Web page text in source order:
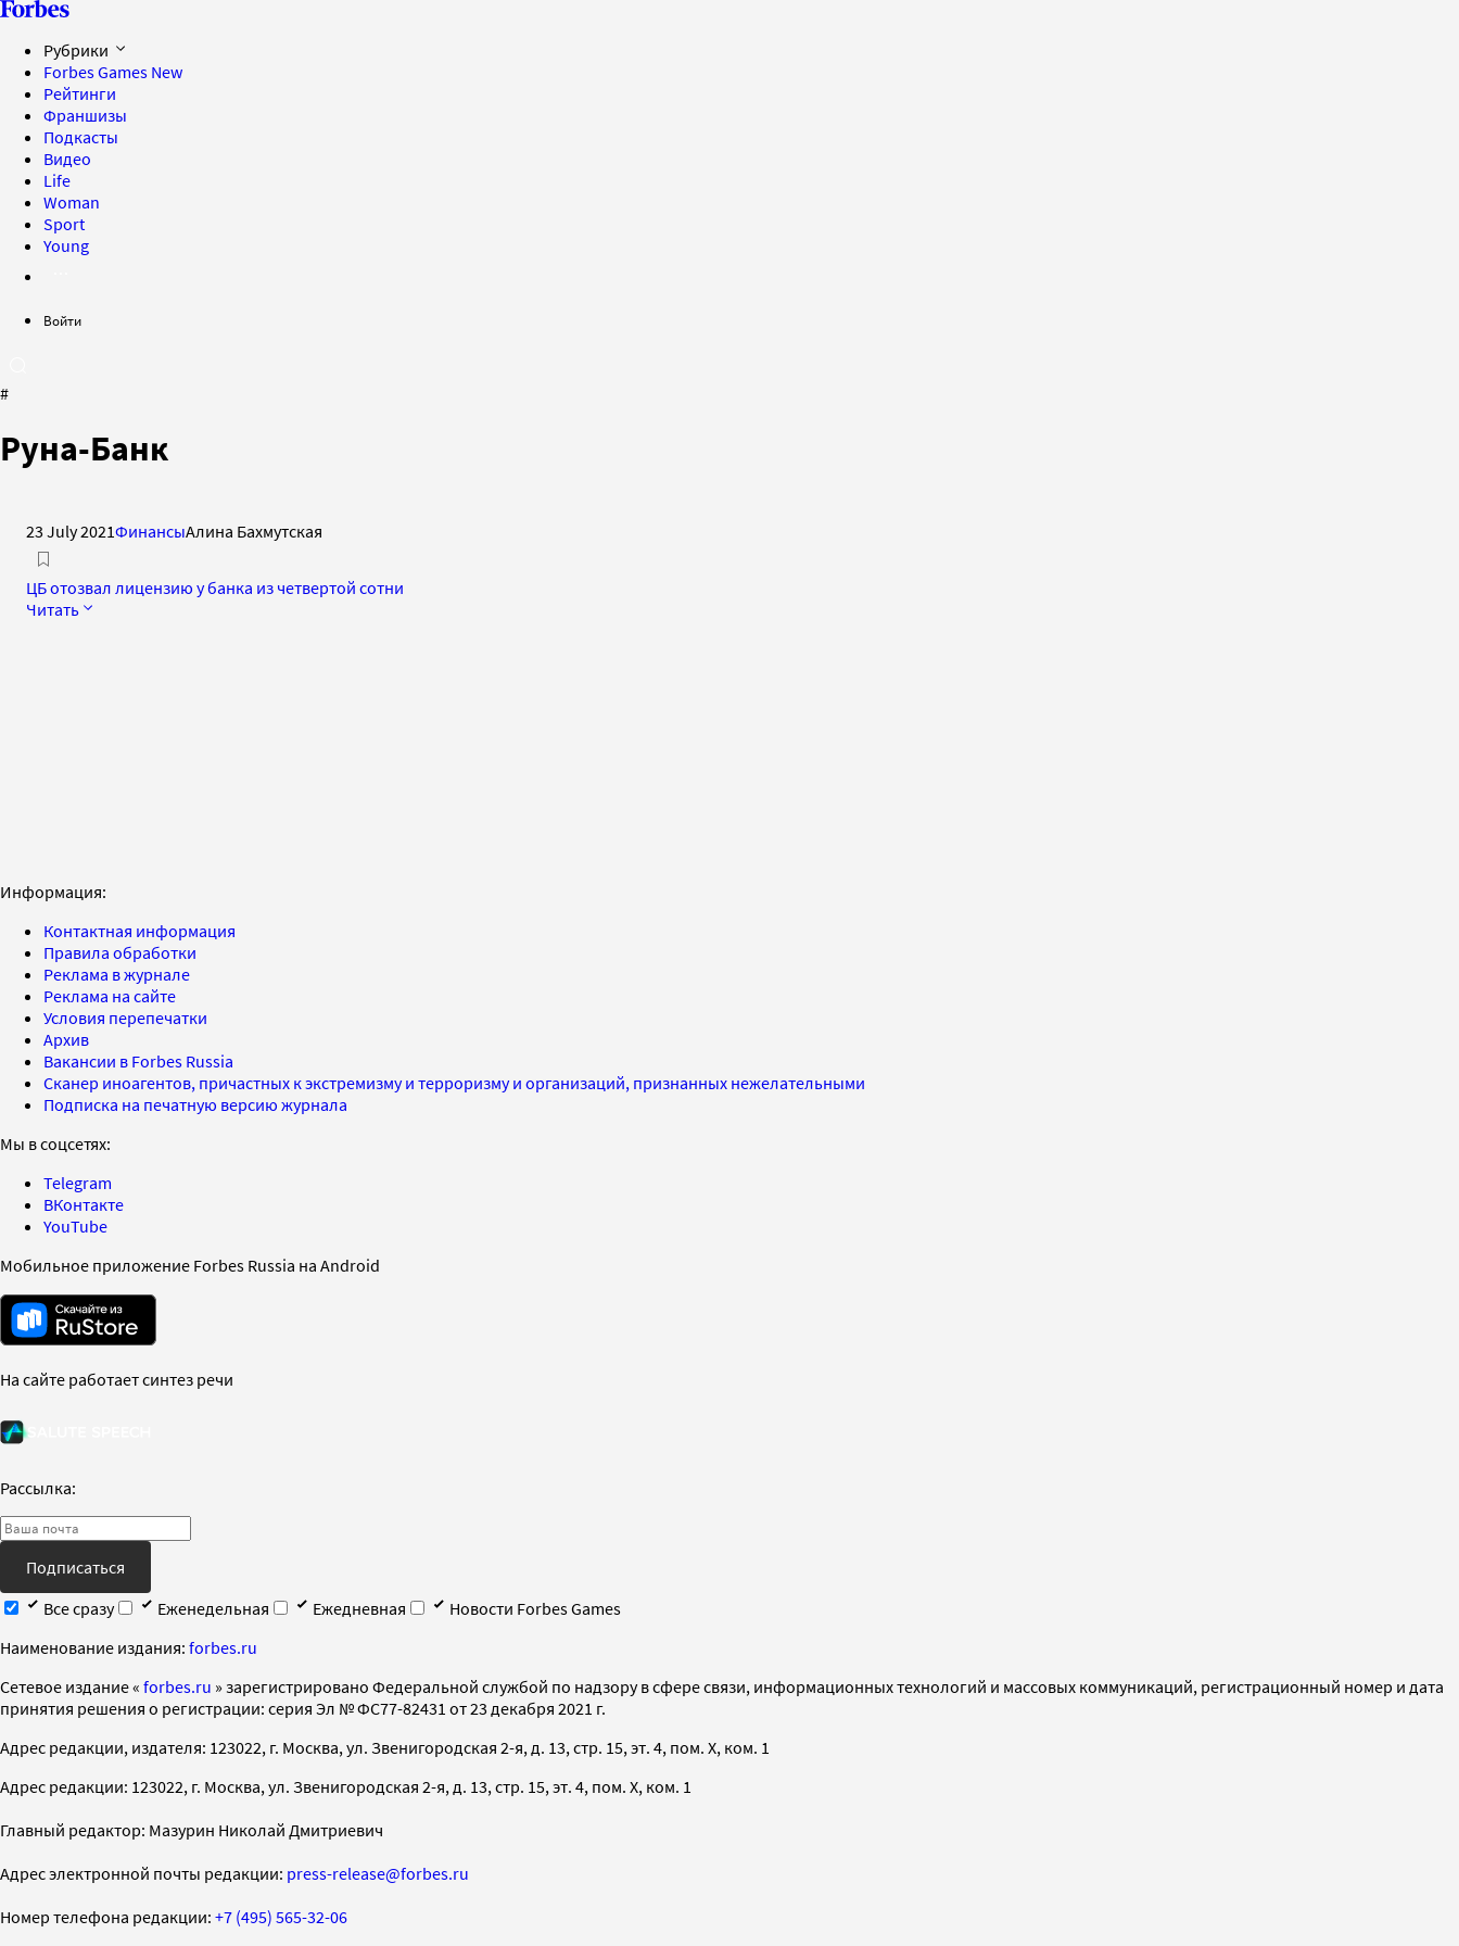
Рубрики
Forbes Games New
Рейтинги
Франшизы
Подкасты
Видео
Life
Woman
Sport
Young
Войти
#
Руна-Банк
23 July 2021ФинансыАлина Бахмутская
ЦБ отозвал лицензию у банка из четвертой сотни
Читать
Информация:
Контактная информация
Правила обработки
Реклама в журнале
Реклама на сайте
Условия перепечатки
Архив
Вакансии в Forbes Russia
Сканер иноагентов, причастных к экстремизму и терроризму и организаций, признанных нежелательными
Подписка на печатную версию журнала
Мы в соцсетях:
Telegram
ВКонтакте
YouTube
Мобильное приложение Forbes Russia на Android
На сайте работает синтез речи
Рассылка:
Подписаться
Все сразу
Еженедельная Ежедневная
Новости Forbes Games
Наименование издания: forbes.ru
Cетевое издание « forbes.ru » зарегистрировано Федеральной службой по надзору в сфере связи, информационных технологий и массовых коммуникаций, регистрационный номер и дата
принятия решения о регистрации: серия Эл № ФС77-82431 от 23 декабря 2021 г.
Адрес редакции, издателя: 123022, г. Москва, ул. Звенигородская 2-я, д. 13, стр. 15, эт. 4, пом. X, ком. 1
Адрес редакции: 123022, г. Москва, ул. Звенигородская 2-я, д. 13, стр. 15, эт. 4, пом. X, ком. 1
Главный редактор: Мазурин Николай Дмитриевич
Адрес электронной почты редакции: press-release@forbes.ru
Номер телефона редакции: +7 (495) 565-32-06